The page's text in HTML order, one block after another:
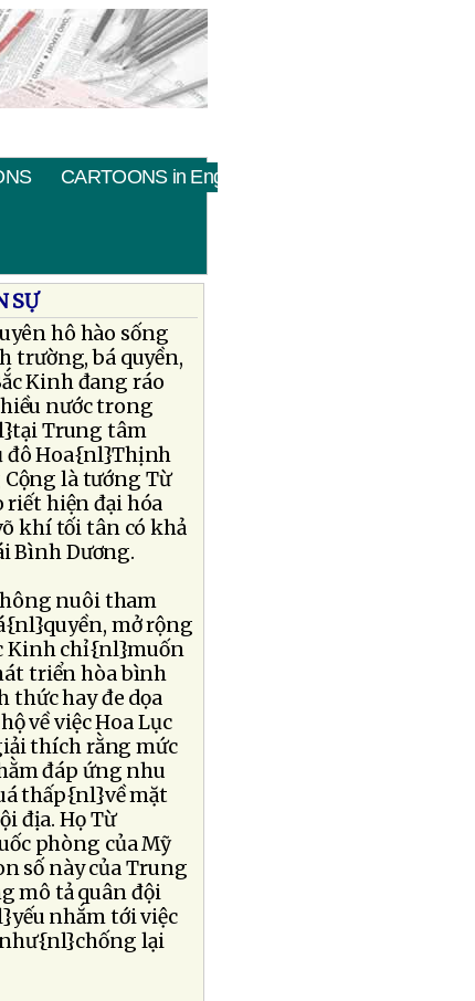
CARTOONS in English
SỰ
hô hào sống
trường, bá quyền,
Kinh đang ráo
nước trong
Trung tâm
đô Hoa{nl}Thịnh
là tướng Từ
riết hiện đại hóa
khí tối tân có khả
Bình Dương.
nuôi tham
mở rộng
Kinh chỉ{nl}muốn
triển hòa bình
hay đe dọa
về việc Hoa Lục
thích rằng mức
đáp ứng nhu
thấp{nl}về mặt
địa. Họ Từ
phòng của Mỹ
số này của Trung
mô tả quân đội
nhắm tới việc
như{nl}chống lại